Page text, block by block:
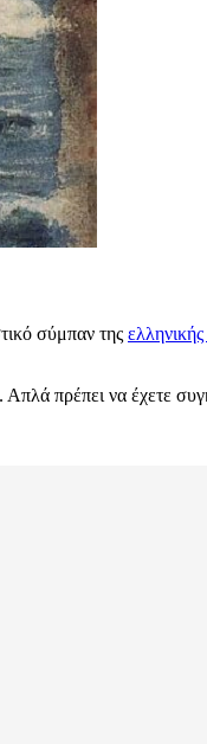
σύμπαν της
πρέπει να έχετε